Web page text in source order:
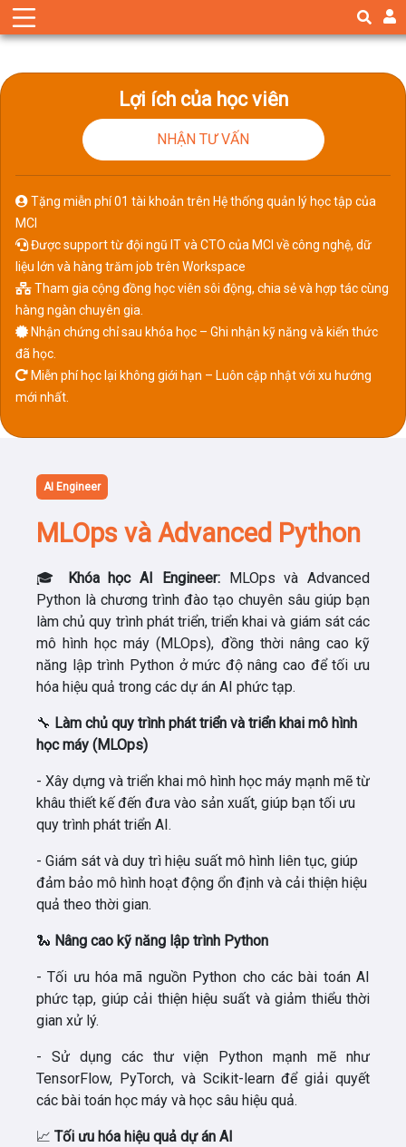
Lợi ích của học viên
NHẬN TƯ VẤN
Tặng miễn phí 01 tài khoản trên Hệ thống quản lý học tập của
MCI
Được support từ đội ngũ IT và CTO của MCI về công nghệ, dữ
liệu lớn và hàng trăm job trên Workspace
Tham gia cộng đồng học viên sôi động, chia sẻ và hợp tác cùng
hàng ngàn chuyên gia.
Nhận chứng chỉ sau khóa học – Ghi nhận kỹ năng và kiến thức
đã học.
Miễn phí học lại không giới hạn – Luôn cập nhật với xu hướng
mới nhất.
AI Engineer
MLOps và Advanced Python
🎓 Khóa học AI Engineer: MLOps và Advanced
Python là chương trình đào tạo chuyên sâu giúp bạn
làm chủ quy trình phát triển, triển khai và giám sát các
mô hình học máy (MLOps), đồng thời nâng cao kỹ
năng lập trình Python ở mức độ nâng cao để tối ưu
hóa hiệu quả trong các dự án AI phức tạp.
🔧 Làm chủ quy trình phát triển và triển khai mô hình
học máy (MLOps)
- Xây dựng và triển khai mô hình học máy mạnh mẽ từ
khâu thiết kế đến đưa vào sản xuất, giúp bạn tối ưu
quy trình phát triển AI.
- Giám sát và duy trì hiệu suất mô hình liên tục, giúp
đảm bảo mô hình hoạt động ổn định và cải thiện hiệu
quả theo thời gian.
🐍 Nâng cao kỹ năng lập trình Python
- Tối ưu hóa mã nguồn Python cho các bài toán AI
phức tạp, giúp cải thiện hiệu suất và giảm thiểu thời
gian xử lý.
- Sử dụng các thư viện Python mạnh mẽ như
TensorFlow, PyTorch, và Scikit-learn để giải quyết
các bài toán học máy và học sâu hiệu quả.
📈 Tối ưu hóa hiệu quả dự án AI